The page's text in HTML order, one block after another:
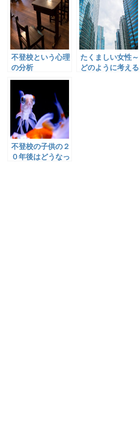
不登校という心理
の分析
たくましい女性～
どのように考える
不登校の子供の２
０年後はどうなっ